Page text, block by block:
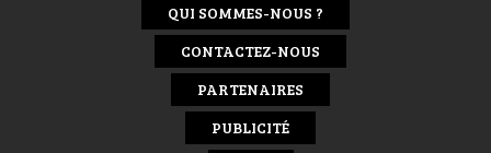
QUI SOMMES-NOUS ?
CONTACTEZ-NOUS
PARTENAIRES
PUBLICITÉ